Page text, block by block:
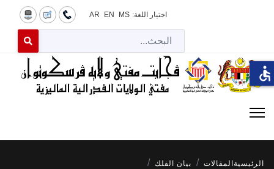
اختيار اللغة: MS
EN
AR
for results.
الرئيسية المقالات
بيان الفلك
accessible